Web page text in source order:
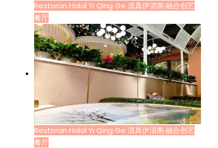
Restoran Halal Yi Qing Ge 清真伊清阁·融合创艺
餐厅
Restoran Halal Yi Qing Ge 清真伊清阁·融合创艺
餐厅